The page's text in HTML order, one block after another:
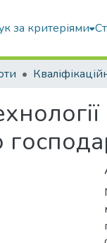
за критеріями